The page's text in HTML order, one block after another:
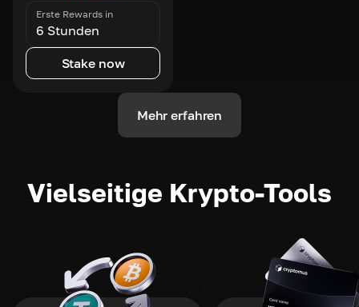
Erste Rewards in
6 Stunden
Stake now
Mehr erfahren
Vielseitige Krypto-Tools